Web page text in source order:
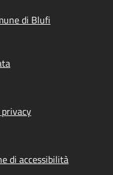
di Blufi
di accessibilità